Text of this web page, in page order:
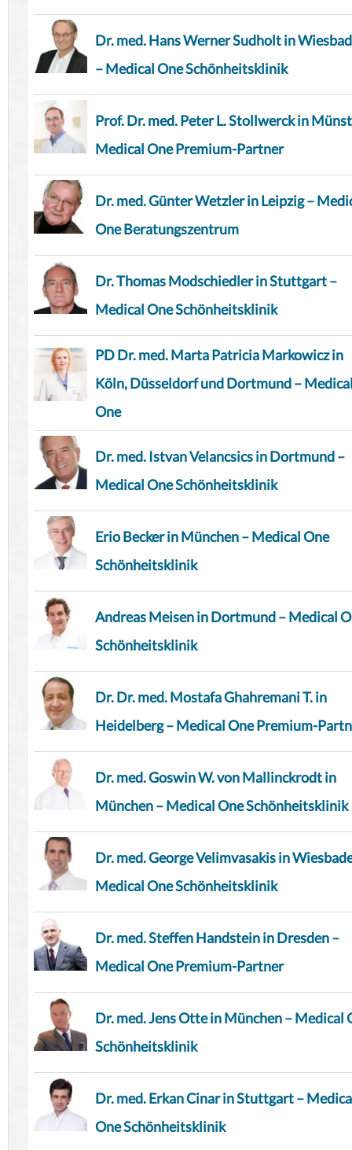
Dr. med. Hans Werner Sudholt in
– Medical One Schönheitsklinik
Prof. Dr. med. Peter L. Stollwerck in
Medical One Premium-Partner
Dr. med. Günter Wetzler in Leipzig –
One Beratungszentrum
Dr. Thomas Modschiedler in Stuttgart –
Medical One Schönheitsklinik
PD Dr. med. Marta Patricia Markowicz in
Köln, Düsseldorf und Dortmund –
One
Dr. med. Istvan Velancsics in Dortmund –
Medical One Schönheitsklinik
Erio Becker in München – Medical One
Schönheitsklinik
Andreas Meisen in Dortmund – Medical
Schönheitsklinik
Dr. Dr. med. Mostafa Ghahremani T. in
Heidelberg – Medical One Premium-
Dr. med. Goswin W. von Mallinckrodt in
München – Medical One Schönheitsklinik
Dr. med. George Velimvasakis in
Medical One Schönheitsklinik
Dr. med. Steffen Handstein in Dresden –
Medical One Premium-Partner
Dr. med. Jens Otte in München – Medical
Schönheitsklinik
Dr. med. Erkan Cinar in Stuttgart –
One Schönheitsklinik